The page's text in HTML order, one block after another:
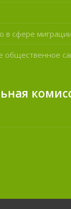
в сфере
общественное